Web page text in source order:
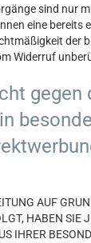
sind nur
eine bereits
der
Widerruf
gegen
AUF
HABEN SIE
IHRER